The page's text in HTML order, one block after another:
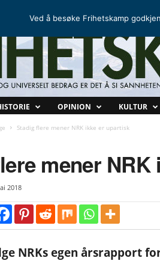
OPINION KULTUR
Stadig flere mener NRK ikke er upartisk
mener
2018
NRKs egen årsrapport
Ved å besøke Frihetskamp